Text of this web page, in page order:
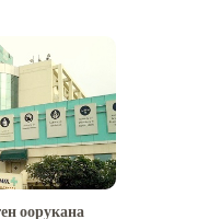
оорукана